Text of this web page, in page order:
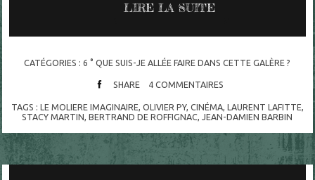
LIRE LA SUITE
CATÉGORIES :6 ° QUE SUIS-JE ALLÉE FAIRE DANS CETTE GALÈRE ?
SHARE 4 COMMENTAIRES
TAGS : LE MOLIERE IMAGINAIRE, OLIVIER PY, CINÉMA, LAURENT LAFITTE,
STACY MARTIN,BERTRAND DE ROFFIGNAC,JEAN-DAMIEN BARBIN